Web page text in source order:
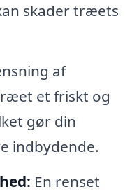
skader træets
af
et friskt og
gør din
indbydende.
En renset